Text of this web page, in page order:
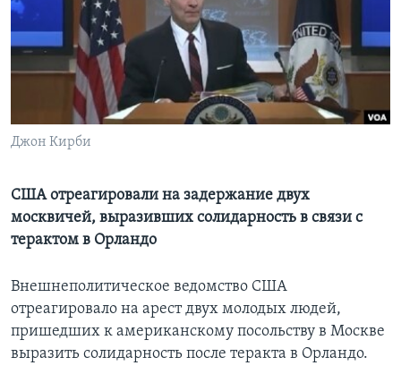
Learning English
СОЦИАЛЬНЫЕ СЕТИ
Джон Кирби
США отреагировали на задержание двух
москвичей, выразивших солидарность в связи с
терактом в Орландо
Внешнеполитическое ведомство США
отреагировало на арест двух молодых людей,
пришедших к американскому посольству в Москве
выразить солидарность после теракта в Орландо.